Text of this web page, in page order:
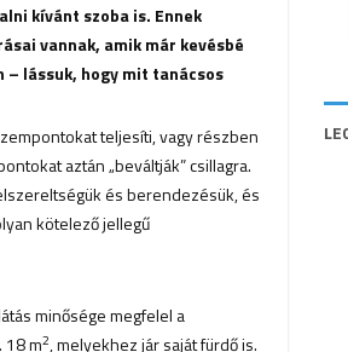
kívánt szoba is. Ennek
vannak, amik már kevésbé
– lássuk, hogy mit tanácsos
teljesíti, vagy részben
aztán „beváltják” csillagra.
és berendezésük, és
kötelező jellegű
minősége megfelel a
18 m2, melyekhez jár saját fürdő is.